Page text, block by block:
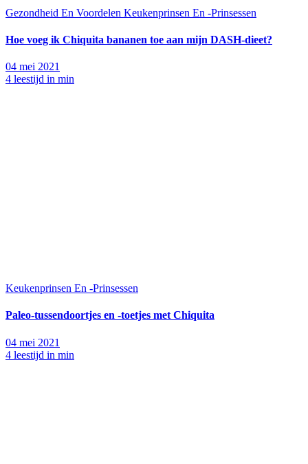
Gezondheid En Voordelen Keukenprinsen En -Prinsessen
Hoe voeg ik Chiquita bananen toe aan mijn DASH-dieet?
04 mei 2021
4 leestijd in min
Keukenprinsen En -Prinsessen
Paleo-tussendoortjes en -toetjes met Chiquita
04 mei 2021
4 leestijd in min